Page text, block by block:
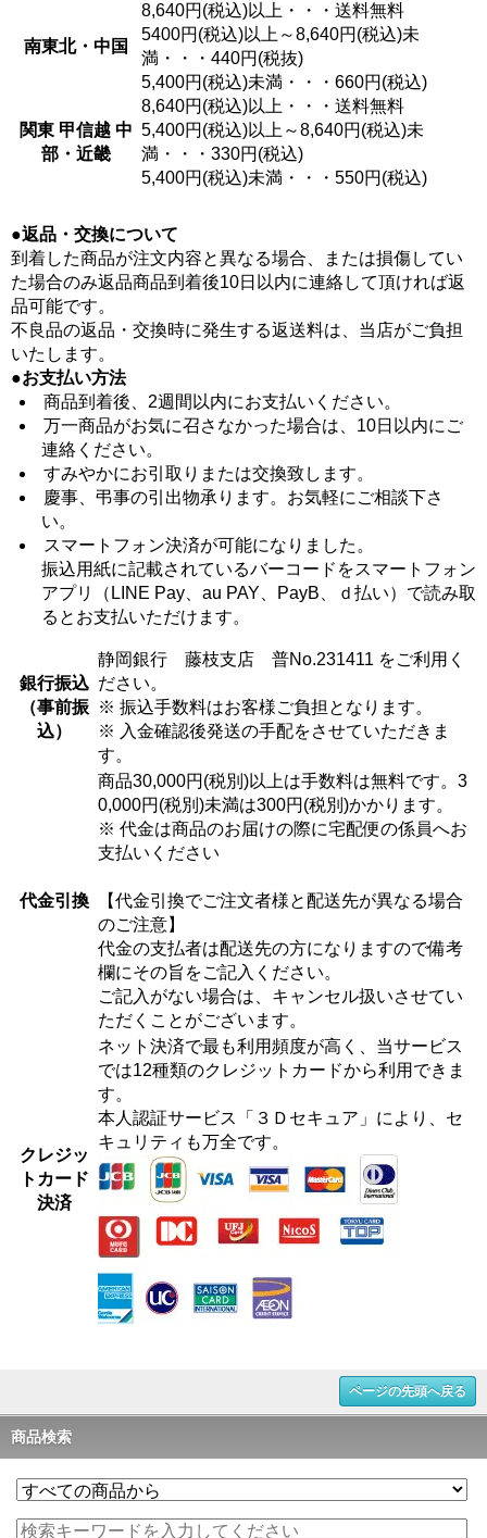
南東北・中国
8,640円(税込)以上・・・送料無料
5400円(税込)以上～8,640円(税込)未
満・・・440円(税抜)
5,400円(税込)未満・・・660円(税込)
関東 甲信越 中
部・近畿
8,640円(税込)以上・・・送料無料
5,400円(税込)以上～8,640円(税込)未
満・・・330円(税込)
5,400円(税込)未満・・・550円(税込)
●返品・交換について
到着した商品が注文内容と異なる場合、または損傷してい
た場合のみ返品商品到着後10日以内に連絡して頂ければ返
品可能です。
不良品の返品・交換時に発生する返送料は、当店がご負担
いたします。
●お支払い方法
商品到着後、2週間以内にお支払いください。
万一商品がお気に召さなかった場合は、10日以内にご
連絡ください。
すみやかにお引取りまたは交換致します。
慶事、弔事の引出物承ります。お気軽にご相談下さ
い。
スマートフォン決済が可能になりました。
振込用紙に記載されているバーコードをスマートフォン
アプリ（LINE Pay、au PAY、PayB、ｄ払い）で読み取
るとお支払いただけます。
銀行振込
（事前振
込）
静岡銀行 藤枝支店 普No.231411 をご利用く
ださい。
※ 振込手数料はお客様ご負担となります。
※ 入金確認後発送の手配をさせていただきま
す。
代金引換
商品30,000円(税別)以上は手数料は無料です。3
0,000円(税別)未満は300円(税別)かかります。
※ 代金は商品のお届けの際に宅配便の係員へお
支払いください
【代金引換でご注文者様と配送先が異なる場合
のご注意】
代金の支払者は配送先の方になりますので備考
欄にその旨をご記入ください。
ご記入がない場合は、キャンセル扱いさせてい
ただくことがございます。
クレジッ
トカード
決済
ネット決済で最も利用頻度が高く、当サービス
では12種類のクレジットカードから利用できま
す。
本人認証サービス「３Ｄセキュア」により、セ
キュリティも万全です。
ページの先頭へ戻る
商品検索